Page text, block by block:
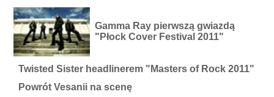
Gamma Ray pierwszą gwiazdą
"Płock Cover Festival 2011"
Twisted Sister headlinerem "Masters of Rock 2011"
Powrót Vesanii na scenę